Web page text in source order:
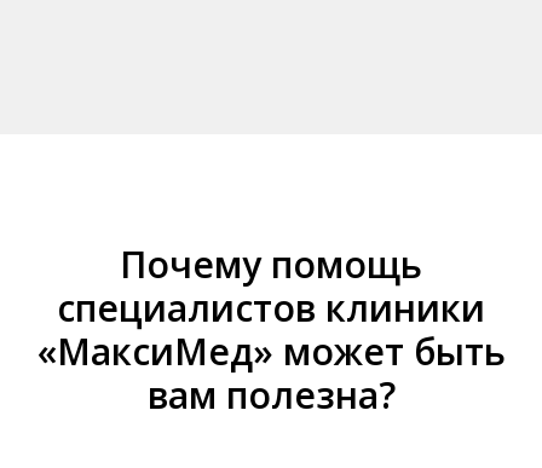
Почему помощь
специалистов клиники
«МаксиМед» может быть
вам полезна?